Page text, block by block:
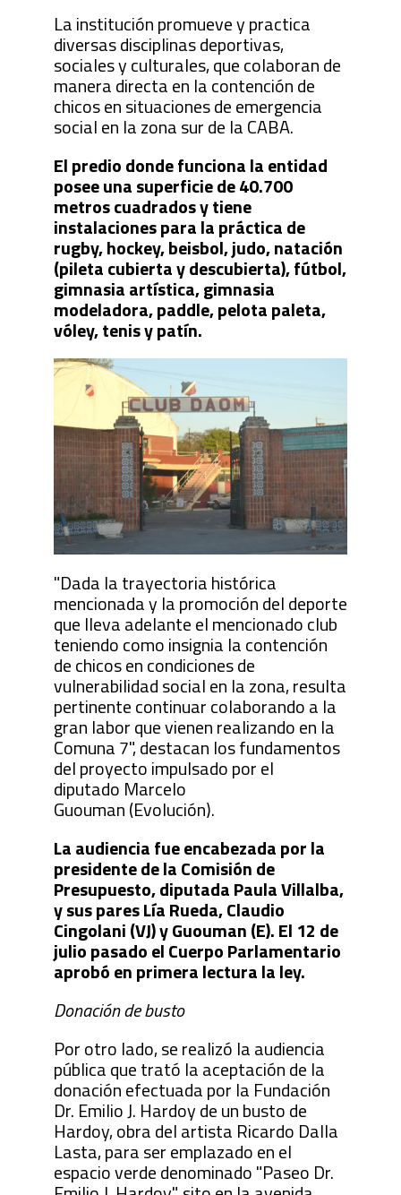
La institución promueve y practica
diversas disciplinas deportivas,
sociales y culturales, que colaboran de
manera directa en la contención de
chicos en situaciones de emergencia
social en la zona sur de la CABA.
El predio donde funciona la entidad
posee una superficie de 40.700
metros cuadrados y tiene
instalaciones para la práctica de
rugby, hockey, beisbol, judo, natación
(pileta cubierta y descubierta), fútbol,
gimnasia artística, gimnasia
modeladora, paddle, pelota paleta,
vóley, tenis y patín.
"Dada la trayectoria histórica
mencionada y la promoción del deporte
que lleva adelante el mencionado club
teniendo como insignia la contención
de chicos en condiciones de
vulnerabilidad social en la zona, resulta
pertinente continuar colaborando a la
gran labor que vienen realizando en la
Comuna 7", destacan los fundamentos
del proyecto impulsado por el
diputado Marcelo
Guouman (Evolución).
La audiencia fue encabezada por la
presidente de la Comisión de
Presupuesto, diputada Paula Villalba,
y sus pares Lía Rueda, Claudio
Cingolani (VJ) y Guouman (E). El 12 de
julio pasado el Cuerpo Parlamentario
aprobó en primera lectura la ley.
Donación de busto
Por otro lado, se realizó la audiencia
pública que trató la aceptación de la
donación efectuada por la Fundación
Dr. Emilio J. Hardoy de un busto de
Hardoy, obra del artista Ricardo Dalla
Lasta, para ser emplazado en el
espacio verde denominado "Paseo Dr.